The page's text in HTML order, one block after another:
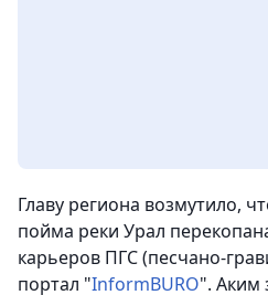
Главу региона возмутило,
пойма реки Урал
карьеров ПГС (песчано-
портал "InformBURO". Аким